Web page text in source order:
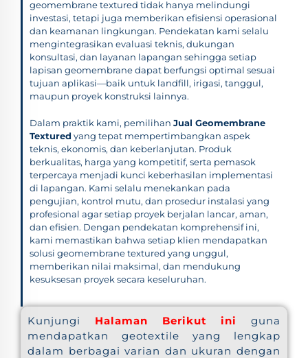
geomembrane textured tidak hanya melindungi
investasi, tetapi juga memberikan efisiensi operasional
dan keamanan lingkungan. Pendekatan kami selalu
mengintegrasikan evaluasi teknis, dukungan
konsultasi, dan layanan lapangan sehingga setiap
lapisan geomembrane dapat berfungsi optimal sesuai
tujuan aplikasi—baik untuk landfill, irigasi, tanggul,
maupun proyek konstruksi lainnya.
Dalam praktik kami, pemilihan Jual Geomembrane
Textured yang tepat mempertimbangkan aspek
teknis, ekonomis, dan keberlanjutan. Produk
berkualitas, harga yang kompetitif, serta pemasok
terpercaya menjadi kunci keberhasilan implementasi
di lapangan. Kami selalu menekankan pada
pengujian, kontrol mutu, dan prosedur instalasi yang
profesional agar setiap proyek berjalan lancar, aman,
dan efisien. Dengan pendekatan komprehensif ini,
kami memastikan bahwa setiap klien mendapatkan
solusi geomembrane textured yang unggul,
memberikan nilai maksimal, dan mendukung
kesuksesan proyek secara keseluruhan.
Kunjungi Halaman Berikut ini
guna
mendapatkan geotextile yang lengkap
dalam berbagai varian dan ukuran dengan